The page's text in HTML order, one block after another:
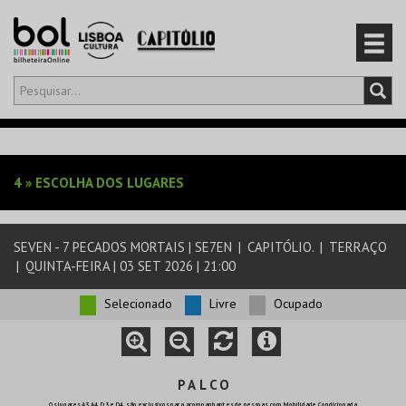
Olá,iniciar sessão
EVENTOS
CARTÕES
4 » ESCOLHA DOS LUGARES
SEVEN - 7 PECADOS MORTAIS | SE7EN | CAPITÓLIO. | TERRAÇO
| QUINTA-FEIRA | 03 SET 2026 | 21:00
Selecionado Livre Ocupado
P A L C O